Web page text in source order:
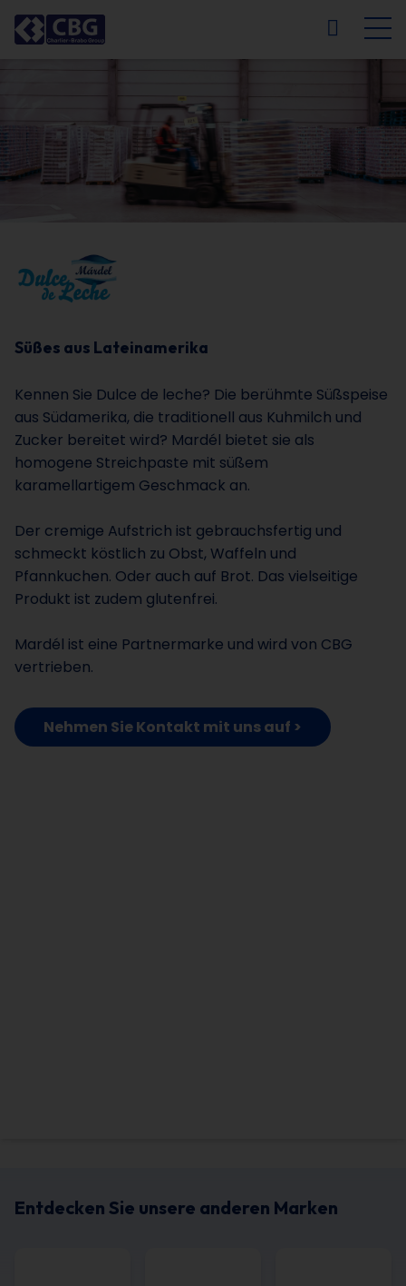
EN DE
Süßes aus Lateinamerika
Kennen Sie Dulce de leche? Die berühmte Süßspeise
aus Südamerika, die traditionell aus Kuhmilch und
Zucker bereitet wird? Mardél bietet sie als
homogene Streichpaste mit süßem
karamellartigem Geschmack an.
Der cremige Aufstrich ist gebrauchsfertig und
schmeckt köstlich zu Obst, Waffeln und
Pfannkuchen. Oder auch auf Brot. Das vielseitige
Produkt ist zudem glutenfrei.
Mardél ist eine Partnermarke und wird von CBG
vertrieben.
Nehmen Sie Kontakt mit uns auf >
Entdecken Sie unsere anderen Marken